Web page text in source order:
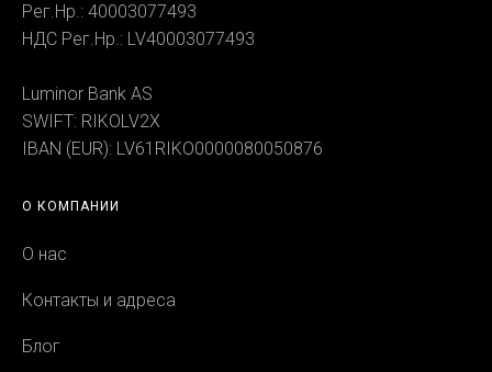
Рег.Нр.: 40003077493
НДС Рег.Нр.: LV40003077493
Luminor Bank AS
SWIFT: RIKOLV2X
IBAN (EUR): LV61RIKO0000080050876
О КОМПАНИИ
О нас
Контакты и адреса
Блог